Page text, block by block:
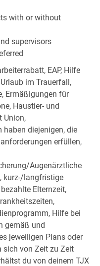
with or without
supervisors
EAP, Hilfe
im Trauerfall,
Ermäßigungen für
Haustier- und
Union,
diejenigen, die
erfüllen,
Augenärztliche
kurz-/langfristige
Elternzeit,
Hilfe bei
gemäß und
jeweiligen Plans oder
sich von Zeit zu Zeit
du von deinem TJX